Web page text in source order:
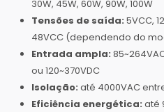
30W, 45W, 60W, 90W, 100W
Tensões de saída: 5VCC,
48VCC (dependendo do
Entrada ampla:
ou 120~370VDC
Isolação: até 4000VAC
Eficiência energética: até